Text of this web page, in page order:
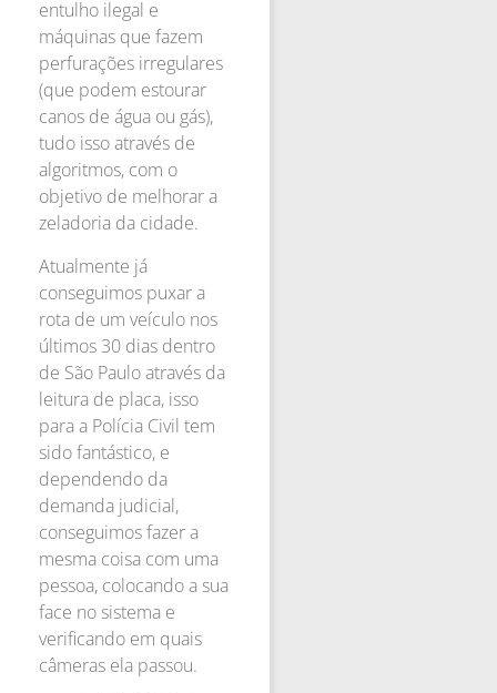
entulho ilegal e
máquinas que fazem
perfurações irregulares
(que podem estourar
canos de água ou gás),
tudo isso através de
algoritmos, com o
objetivo de melhorar a
zeladoria da cidade.
Atualmente já
conseguimos puxar a
rota de um veículo nos
últimos 30 dias dentro
de São Paulo através da
leitura de placa, isso
para a Polícia Civil tem
sido fantástico, e
dependendo da
demanda judicial,
conseguimos fazer a
mesma coisa com uma
pessoa, colocando a sua
face no sistema e
verificando em quais
câmeras ela passou.